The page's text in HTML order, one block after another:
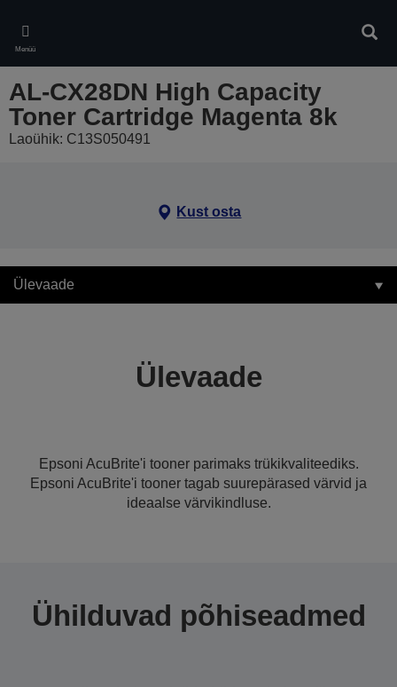
main
content
Menüü
AL-CX28DN High Capacity
Toner Cartridge Magenta 8k
Laoühik: C13S050491
Kust osta
Ülevaade
Ülevaade
Epsoni AcuBrite'i tooner parimaks trükikvaliteediks.
Epsoni AcuBrite'i tooner tagab suurepärased värvid ja
ideaalse värvikindluse.
Ühilduvad põhiseadmed